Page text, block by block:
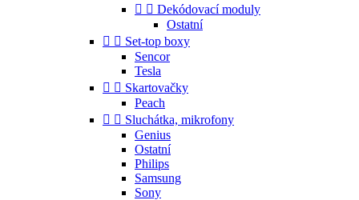
  Dekódovací moduly
Ostatní
  Set-top boxy
Sencor
Tesla
  Skartovačky
Peach
  Sluchátka, mikrofony
Genius
Ostatní
Philips
Samsung
Sony